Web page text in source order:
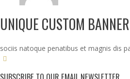
UNIQUE CUSTOM BANNER
sociis natoque penatibus et magnis dis